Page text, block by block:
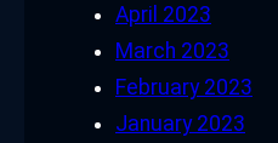
April 2023
March 2023
February 2023
January 2023